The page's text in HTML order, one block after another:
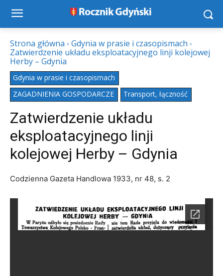
Strona główna
Gdynia w prasie i czasopismach
Zatwierdzenie układu eksploatacyjnego linji kolejowej
Herby – Gdynia
Gdynia w prasie i czasopismach
ZAGADNIENIA GOSPODARCZE
Transport, łączność
Zatwierdzenie układu
eksploatacyjnego linji
kolejowej Herby – Gdynia
Codzienna Gazeta Handlowa 1933, nr 48, s. 2